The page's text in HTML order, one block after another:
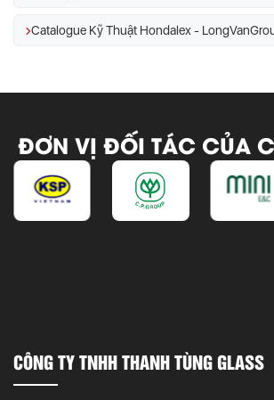
Catalogue Kỹ Thuật Hondalex -
ĐƠN VỊ ĐỐI TÁC CỦA
CÔNG TY TNHH THANH TÙNG GLASS